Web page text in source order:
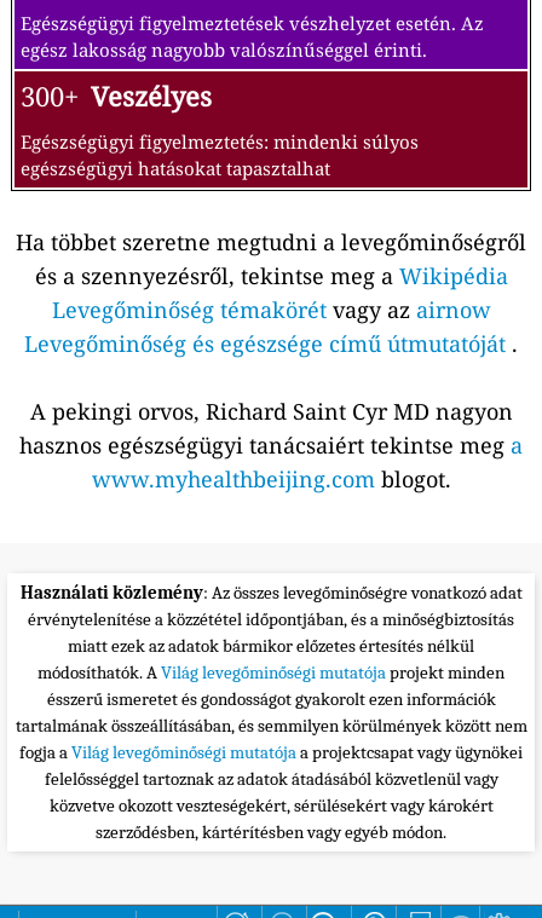
Egészségügyi figyelmeztetések vészhelyzet esetén. Az
egész lakosság nagyobb valószínűséggel érinti.
300+ Veszélyes
Egészségügyi figyelmeztetés: mindenki súlyos
egészségügyi hatásokat tapasztalhat
Ha többet szeretne megtudni a levegőminőségről
és a szennyezésről, tekintse meg a Wikipédia
Levegőminőség témakörétvagy az airnow
Levegőminőség és egészsége című útmutatóját .
A pekingi orvos, Richard Saint Cyr MD nagyon
hasznos egészségügyi tanácsaiért tekintse meg a
www.myhealthbeijing.comblogot.
Használati közlemény: Az összes levegőminőségre vonatkozó adat
érvénytelenítése a közzététel időpontjában, és a minőségbiztosítás
miatt ezek az adatok bármikor előzetes értesítés nélkül
módosíthatók. AVilág levegőminőségi mutatójaprojekt minden
ésszerű ismeretet és gondosságot gyakorolt ezen információk
tartalmának összeállításában, és semmilyen körülmények között nem
fogja aVilág levegőminőségi mutatójaa projektcsapat vagy ügynökei
felelősséggel tartoznak az adatok átadásából közvetlenül vagy
közvetve okozott veszteségekért, sérülésekért vagy károkért
szerződésben, kártérítésben vagy egyéb módon.